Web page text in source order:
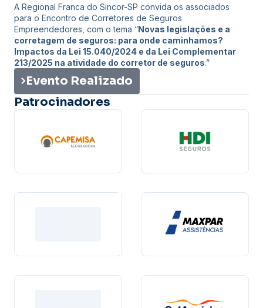
A Regional Franca do Sincor-SP convida os associados
para o Encontro de Corretores de Seguros
Empreendedores, com o tema “Novas legislações e a
corretagem de seguros: para onde caminhamos?
Impactos da Lei 15.040/2024 e da Lei Complementar
213/2025 na atividade do corretor de seguros.”
Evento Realizado
Patrocinadores